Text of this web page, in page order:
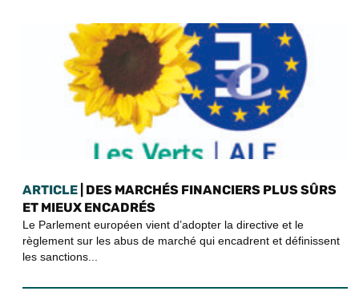
ARTICLE | DES MARCHÉS FINANCIERS PLUS SÛRS
ET MIEUX ENCADRÉS
Le Parlement européen vient d’adopter la directive et le
règlement sur les abus de marché qui encadrent et définissent
les sanctions...